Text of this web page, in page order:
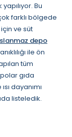
Bu
farklı bölgede
ve süt
depo
ile ön
tüm
gıda
dayanımı
listeledik.